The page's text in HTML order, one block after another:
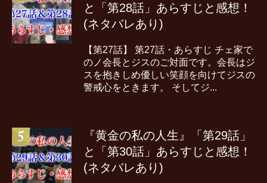
と「第28話」あらすじと感想！
(ネタバレあり)
【第27話】 第27話・あらすじ チェ家で
のノ会長とジスのご対面です。会長はジ
スを抱きしめ優しい笑顔を向けてジスの
警戒心をときます。 そしてジ...
『黄金の私の人生』「第29話」
と「第30話」あらすじと感想！
(ネタバレあり)